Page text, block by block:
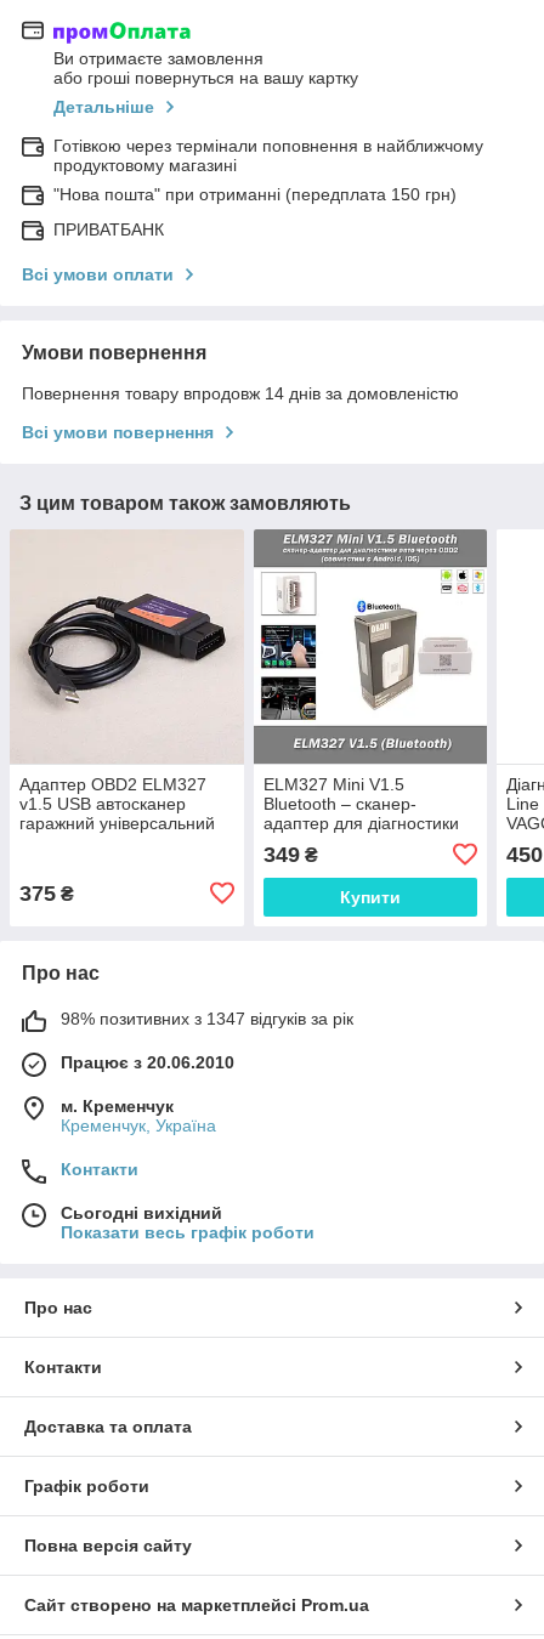
Ви отримаєте замовлення
або гроші повернуться на вашу картку
Детальніше
Готівкою через термінали поповнення в найближчому
продуктовому магазині
"Нова пошта" при отриманні (передплата 150 грн)
ПРИВАТБАНК
Всі умови оплати
Умови повернення
Повернення товару впродовж 14 днів за домовленістю
Всі умови повернення
З цим товаром також замовляють
Адаптер OBD2 ELM327
v1.5 USB автосканер
гаражний універсальний
375 ₴
ELM327 Mini V1.5
Bluetooth – сканер-
адаптер для діагностики
(сумісний з Android, iOS)
349₴
Купити
450
Про нас
98% позитивних з 1347 відгуків за рік
Працює з 20.06.2010
м. Кременчук
Кременчук, Україна
Контакти
Сьогодні вихідний
Показати весь графік роботи
Про нас
Контакти
Доставка та оплата
Графік роботи
Повна версія сайту
Сайт створено на маркетплейсі Prom.ua